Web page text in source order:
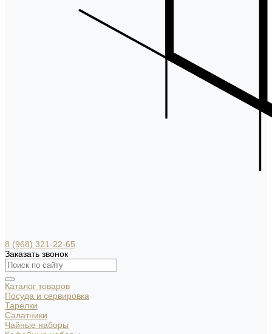
8 (968) 321-22-65
Заказать звонок
Каталог товаров
Посуда и сервировка
Тарелки
Салатники
Чайные наборы